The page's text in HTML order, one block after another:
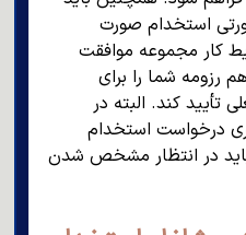
استخدام صورت
کار مجموعه موافقت
رزومه شما را برای
کند. البته در
درخواست استخدام
در انتظار مشخص شدن